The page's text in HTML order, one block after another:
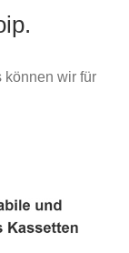
können wir für